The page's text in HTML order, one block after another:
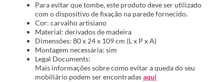
Para evitar que tombe, este produto deve ser utilizado
com o dispositivo de fixação na parede fornecido.
Cor: carvalho artisiano
Material: derivados de madeira
Dimensões: 80 x 24 x 109 cm (L x P x A)
Montagem necessária: sim
Legal Documents:
Mais informações sobre como evitar a queda do seu
mobiliário podem ser encontradasaqui